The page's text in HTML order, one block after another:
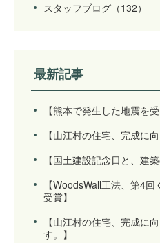
スタッフブログ （132）
最新記事
【熊本で発生した地震を受
【山江村の住宅、完成に
【国土建設記念日と、建
【WoodsWall工法、第4
受賞】
【山江村の住宅、完成に
す。】